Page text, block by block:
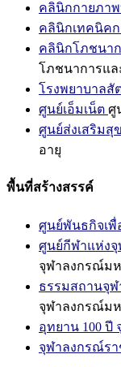
คลินิกกายภา
คลินิกเทคนิค
คลินิกโภชนา
โภชนาการแ
โรงพยาบาลสั
ศูนย์เอ็มเน็ต ศู
ศูนย์ส่งเสริมสุ
อายุ
พื้นที่สร้างสรรค์
ศูนย์พันธกิจเพื่
ศูนย์กีฬาแห่ง
จุฬาลงกรณ์ม
ธรรมสถานจุ
จุฬาลงกรณ์ม
อุทยาน 100 ปี
จุฬาลงกรณ์ร